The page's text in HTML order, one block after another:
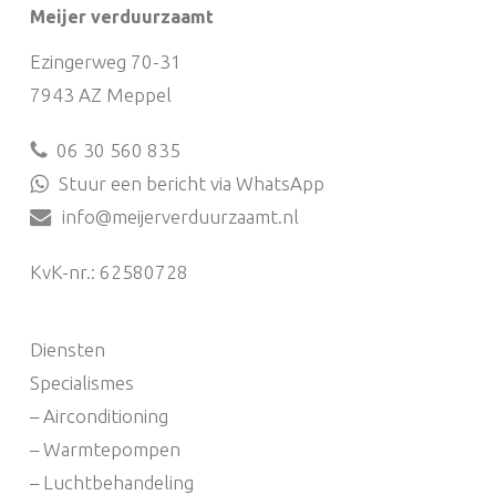
Meijer verduurzaamt
Ezingerweg 70-31
7943 AZ Meppel
06 30 560 835
Stuur een bericht via WhatsApp
info@meijerverduurzaamt.nl
KvK-nr.: 62580728
Diensten
Specialismes
– Airconditioning
– Warmtepompen
– Luchtbehandeling